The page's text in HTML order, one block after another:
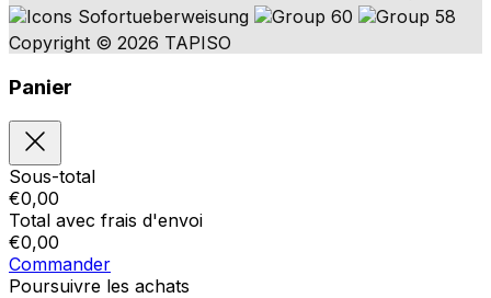
Copyright © 2026 TAPISO
Panier
Sous-total
€0,00
Total avec frais d'envoi
€0,00
Commander
Poursuivre les achats